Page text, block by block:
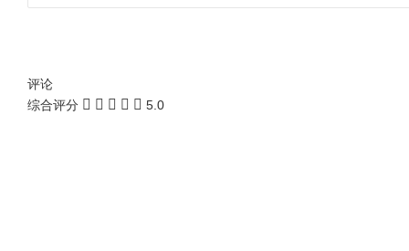
评论
综合评分
5.0